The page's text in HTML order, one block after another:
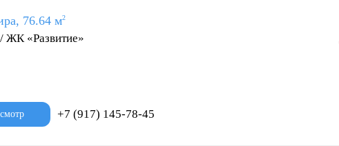
76.64 м2
ЖК «Развитие»
+7 (917) 145-78-45